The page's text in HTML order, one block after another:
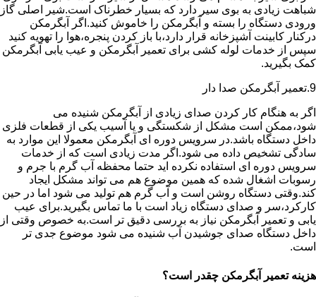
شباهت زیادی به بوی سیر دارد که بسیار خطرناک است.شیر اصلی گاز
ورودی دستگاه را بسته و آبگرمکن را خاموش کنید.اگر آبگرمکن
درکنار کابینت آشپزخانه قرار دارد،با باز کردن پنجره،هوا را تهویه کنید
سپس از خدمات لوله کشی برای تعمیر آبگرمکن و عیب یابی آبگرمکن
کمک بگیرید.
9.تعمیر آبگرمکن صدا دار
اگر به هنگام کار کردن صدای زیادی از آبگرمکن شنیده می
شود،ممکن است مشکل از شکستگی و یا آسیب یکی از قطعات فلزی
داخل دستگاه باشد.در سرویس دوره ای آبگرمکن معمولا این موارد به
سادگی تشخیص داده می شود.اگر مدت زیادی است که از خدمات
سرویس دوره ای استفاده نکرده اید حتما محفظه آب گرم با جرم و
رسوبات اشغال شده که همین موضوع هم می تواند مشکل ایجاد
کند.وقتی دستگاه روشن است و آب گرم هم تولید می شود اما در حین
کارکرد،سر و صدای دستگاه زیاد است با ما تماس بگیرید.برای عیب
یابی و تعمیر آبگرمکن نیاز به بررسی دقیق تر است.به خصوص وقتی از
داخل دستگاه صدای جوشیدن آب شنیده می شود موضوع جدی تر
است.
هزینه تعمیر آبگرمکن چقدر است؟